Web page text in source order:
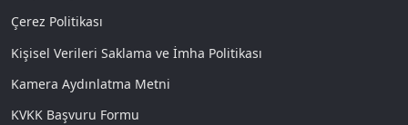
Çerez Politikası
Kişisel Verileri Saklama ve İmha Politikası
Kamera Aydınlatma Metni
KVKK Başvuru Formu